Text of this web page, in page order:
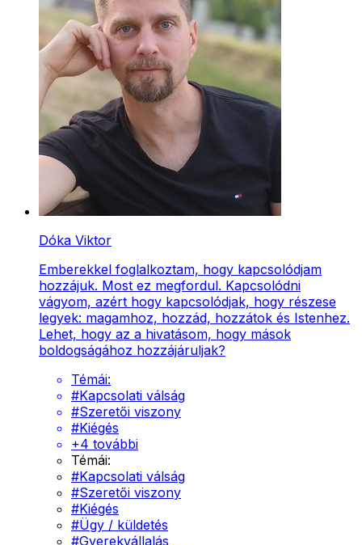
Dóka Viktor
Emberekkel foglalkoztam, hogy kapcsolódjam
hozzájuk. Most ez megfordul. Kapcsolódni
vágyom, azért hogy kapcsolódjak, hogy részese
legyek: magamhoz, hozzád, hozzátok és Istenhez.
Lehet, hogy az a hivatásom, hogy mások
boldogságához hozzájáruljak?
Témái:
#Kapcsolati válság
#Szeretői viszony
#Kiégés
+4 további
Témái:
#Kapcsolati válság
#Szeretői viszony
#Kiégés
#Ügy / küldetés
#Gyerekvállalás